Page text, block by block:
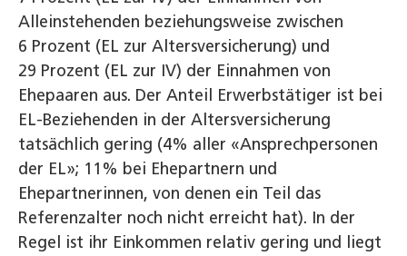
Alleinstehenden beziehungsweise zwischen
6 Prozent (EL zur Altersversicherung) und
29 Prozent (EL zur IV) der Einnahmen von
Ehepaaren aus. Der Anteil Erwerbstätiger ist bei
EL-Beziehenden in der Altersversicherung
tatsächlich gering (4% aller «Ansprechpersonen
der EL»; 11% bei Ehepartnern und
Ehepartnerinnen, von denen ein Teil das
Referenzalter noch nicht erreicht hat). In der
Regel ist ihr Einkommen relativ gering und liegt